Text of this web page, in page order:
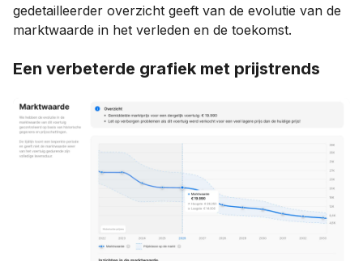
gedetailleerder overzicht geeft van de evolutie van de
marktwaarde in het verleden en de toekomst.
Een verbeterde grafiek met prijstrends